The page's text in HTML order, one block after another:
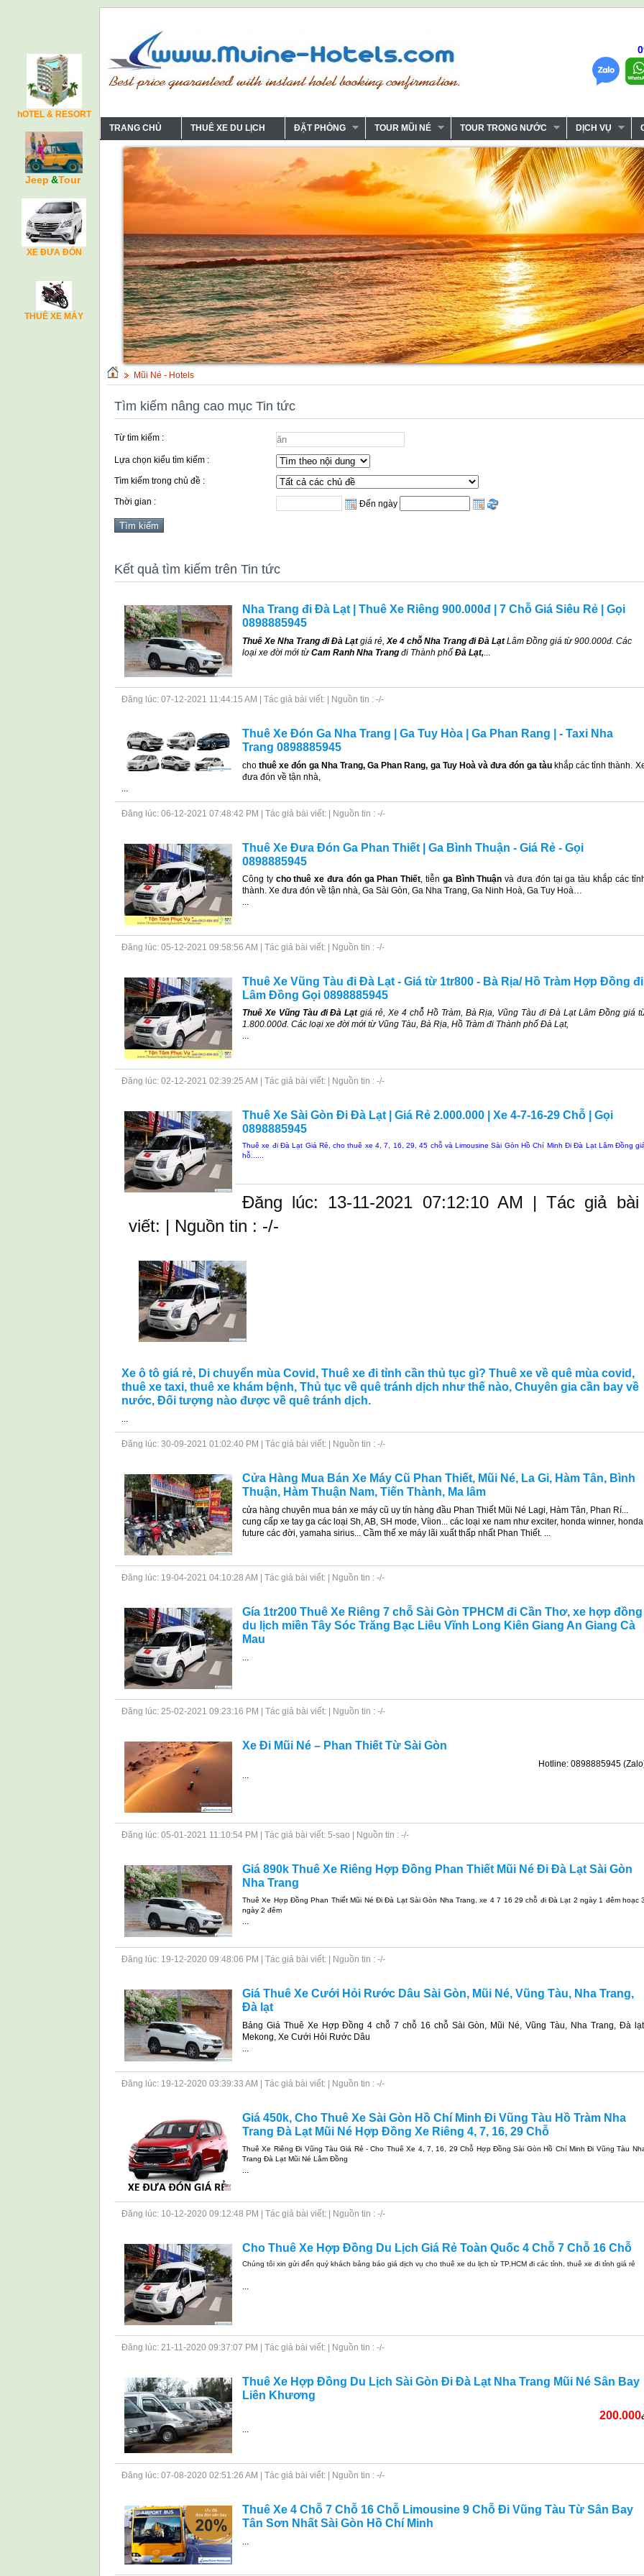
hOTEL & RESORT
Jeep &Tour
XE ĐƯA ĐÓN
THUÊ XE MÁY
TRANG CHỦ THUÊ XE DU LỊCH ĐẶT PHÒNG TOUR MŨI NÉ TOUR TRONG NƯỚC DỊCH VỤ
Mũi Né - Hotels
Tìm kiếm nâng cao mục Tin tức
Từ tìm kiếm :
Lựa chọn kiểu tìm kiếm :
Tìm kiếm trong chủ đề :
Thời gian : Đến ngày
Kết quả tìm kiếm trên Tin tức
Nha Trang đi Đà Lạt | Thuê Xe Riêng 900.000đ | 7 Chỗ Giá Siêu Rẻ | Gọi
0898885945
Thuê Xe Nha Trang đi Đà Lạtgiá rẻ, Xe 4 chỗ Nha Trang đi Đà LạtLâm Đồng giá từ 900.000đ. Các
loại xe đời mới từCam Ranh Nha Trang đi Thành phố Đà Lạt,
Đăng lúc: 07-12-2021 11:44:15 AM | Tác giả bài viết: | Nguồn tin : -/-
Thuê Xe Đón Ga Nha Trang | Ga Tuy Hòa | Ga Phan Rang | - Taxi Nha
Trang 0898885945
chothuê xe đón ga Nha Trang, Ga Phan Rang, ga Tuy Hoà và đưa đón ga tàukhắp các tỉnh thành.
đưa đón về tận nhà,
Đăng lúc: 06-12-2021 07:48:42 PM | Tác giả bài viết: | Nguồn tin : -/-
Thuê Xe Đưa Đón Ga Phan Thiết | Ga Bình Thuận - Giá Rẻ - Gọi
0898885945
Công ty cho thuê xe đưa đón ga Phan Thiết, tiễn ga Bình Thuận và đưa đón tại ga tàu khắp các
thành. Xe đưa đón về tận nhà, Ga Sài Gòn, Ga Nha Trang, Ga Ninh Hoà, Ga Tuy Hoà…
...
Đăng lúc: 05-12-2021 09:58:56 AM | Tác giả bài viết: | Nguồn tin : -/-
Thuê Xe Vũng Tàu đi Đà Lạt - Giá từ 1tr800 - Bà Rịa/ Hồ Tràm Hợp Đồng đi
Lâm Đồng Gọi 0898885945
Thuê Xe Vũng Tàu đi Đà Lạtgiá rẻ, Xe 4 chỗ Hồ Tràm, Bà Rịa, Vũng Tàu đi Đà Lạt Lâm Đồng giá
1.800.000đ. Các loại xe đời mới từ Vũng Tàu, Bà Rịa, Hồ Tràm đi Thành phố Đà Lạt,
...
Đăng lúc: 02-12-2021 02:39:25 AM | Tác giả bài viết: | Nguồn tin : -/-
Thuê Xe Sài Gòn Đi Đà Lạt | Giá Rẻ 2.000.000 | Xe 4-7-16-29 Chỗ | Gọi
0898885945
Thuê xe đi Đà Lạt Giá Rẻ, cho thuê xe 4, 7, 16, 29, 45 chỗ và Limousine Sài Gòn Hồ Chí Minh Đi Đà Lạt Lâm Đồng
hỗ......
Đăng lúc: 13-11-2021 07:12:10 AM | Tác giả bài
viết: | Nguồn tin : -/-
Xe ô tô giá rẻ, Di chuyển mùa Covid, Thuê xe đi tỉnh cần thủ tục gì? Thuê xe về quê mùa covid,
thuê xe taxi, thuê xe khám bệnh, Thủ tục về quê tránh dịch như thế nào, Chuyên gia cần bay về
nước, Đối tượng nào được về quê tránh dịch.
...
Đăng lúc: 30-09-2021 01:02:40 PM | Tác giả bài viết: | Nguồn tin : -/-
Cửa Hàng Mua Bán Xe Máy Cũ Phan Thiết, Mũi Né, La Gi, Hàm Tân, Bình
Thuận, Hàm Thuận Nam, Tiến Thành, Ma lâm
cửa hàng chuyên mua bán xe máy cũ uy tín hàng đầu Phan Thiết Mũi Né Lagi, Hàm Tân, Phan Rí...
cung cấp xe tay ga các loại Sh, AB, SH mode, Víion... các loại xe nam như exciter, honda winner, honda
future các đời, yamaha sirius... Cầm thế xe máy lãi xuất thấp nhất Phan Thiết. ...
Đăng lúc: 19-04-2021 04:10:28 AM | Tác giả bài viết: | Nguồn tin : -/-
Gía 1tr200 Thuê Xe Riêng 7 chỗ Sài Gòn TPHCM đi Cần Thơ, xe hợp đồng
du lịch miền Tây Sóc Trăng Bạc Liêu Vĩnh Long Kiên Giang An Giang Cà
Mau
...
Đăng lúc: 25-02-2021 09:23:16 PM | Tác giả bài viết: | Nguồn tin : -/-
Xe Đi Mũi Né – Phan Thiết Từ Sài Gòn
Hotline: 0898885945
...
Đăng lúc: 05-01-2021 11:10:54 PM | Tác giả bài viết: 5-sao | Nguồn tin : -/-
Giá 890k Thuê Xe Riêng Hợp Đồng Phan Thiết Mũi Né Đi Đà Lạt Sài Gòn
Nha Trang
Thuê Xe Hợp Đồng Phan Thiết Mũi Né Đi Đà Lạt Sài Gòn Nha Trang, xe 4 7 16 29 chỗ đi Đà Lạt 2 ngày 1 đêm hoạc
ngày 2 đêm
...
Đăng lúc: 19-12-2020 09:48:06 PM | Tác giả bài viết: | Nguồn tin : -/-
Giá Thuê Xe Cưới Hỏi Rước Dâu Sài Gòn, Mũi Né, Vũng Tàu, Nha Trang,
Đà lạt
Bảng Giá Thuê Xe Hợp Đồng 4 chỗ 7 chỗ 16 chỗ Sài Gòn, Mũi Né, Vũng Tàu, Nha Trang, Đà
Mekong, Xe Cưới Hỏi Rước Dâu
...
Đăng lúc: 19-12-2020 03:39:33 AM | Tác giả bài viết: | Nguồn tin : -/-
Giá 450k, Cho Thuê Xe Sài Gòn Hồ Chí Minh Đi Vũng Tàu Hồ Tràm Nha
Trang Đà Lạt Mũi Né Hợp Đồng Xe Riêng 4, 7, 16, 29 Chỗ
Thuê Xe Riêng Đi Vũng Tàu Giá Rẻ - Cho Thuê Xe 4, 7, 16, 29 Chỗ Hợp Đồng Sài Gòn Hồ Chí Minh Đi Vũng Tàu
Trang Đà Lạt Mũi Né Lâm Đồng
...
Đăng lúc: 10-12-2020 09:12:48 PM | Tác giả bài viết: | Nguồn tin : -/-
Cho Thuê Xe Hợp Đồng Du Lịch Giá Rẻ Toàn Quốc 4 Chỗ 7 Chỗ 16 Chỗ
Chúng tôi xin gửi đến quý khách bảng báo giá dịch vụ cho thuê xe du lịch từ TP.HCM đi các tỉnh, thuê xe đi tỉnh giá rẻ
...
Đăng lúc: 21-11-2020 09:37:07 PM | Tác giả bài viết: | Nguồn tin : -/-
Thuê Xe Hợp Đồng Du Lịch Sài Gòn Đi Đà Lạt Nha Trang Mũi Né Sân Bay
Liên Khương
200.000
...
Đăng lúc: 07-08-2020 02:51:26 AM | Tác giả bài viết: | Nguồn tin : -/-
Thuê Xe 4 Chỗ 7 Chỗ 16 Chỗ Limousine 9 Chỗ Đi Vũng Tàu Từ Sân Bay
Tân Sơn Nhất Sài Gòn Hồ Chí Minh
...